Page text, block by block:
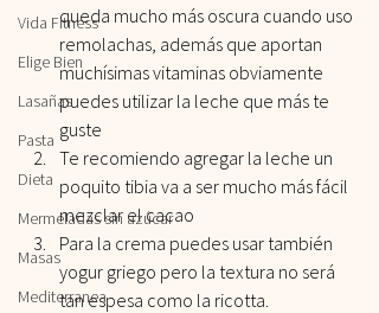
Vida Fitness
Elige Bien
Lasañas
Pasta
Dieta
Mermeladas sin azúcar
Masas
Mediterranea
queda mucho más oscura cuando uso
remolachas, además que aportan
muchísimas vitaminas obviamente
puedes utilizar la leche que más te
guste
Te recomiendo agregar la leche un
poquito tibia va a ser mucho más fácil
mezclar el cacao
Para la crema puedes usar también
yogur griego pero la textura no será
tan espesa como la ricotta.